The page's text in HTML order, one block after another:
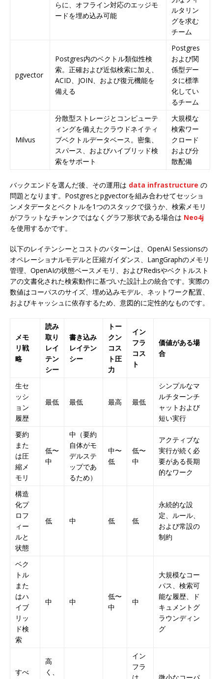
らに、オフライン対応のエッジモ
ードを埋め込み可能
ルタリン
グを求む
チーム
pgvector
Postgres内のベクトル類似性検
索。正確および近似検索に加え、
ACID、JOIN、および復元機能を
備える
Postgres
および関
係型デー
タに標準
化してい
るチーム
Milvus
分散型ストレージとコンピューテ
ィングを備えたクラウドネイティ
ブベクトルデータベース。密集、
スパース、およびハイブリッド検
索をサポート
大規模な
検索ワー
クロード
および分
散配備
バックエンドを選んだ後、その運用は data infrastructure の
問題となります。Postgresとpgvectorを組み合わせてセッショ
ンメタデータとベクトルを1つのスタックで扱うか、検索メモリ
がフラットなチャンクではなくグラフ形状である場合は Neo4j
を使用するかです。
以下のレイテンシーとコストのパターンは、OpenAI Sessionsの
オペレーショナルモデルと圧縮ガイダンス、LangGraphのメモリ
管理、OpenAIの状態ベースメモリ、およびRedisやベクトルスト
アの文書化された検索動作に基づいた設計上の統合です。実際の
数値はコーパスのサイズ、埋め込みモデル、ネットワーク配置、
およびキャッシュに依存するため、意図的に定性的なものです。
メモ
リ戦
略
読み
取り
レイ
テン
シー
書き込み
レイテン
シー
トー
クン
コス
ト圧
力
イン
フラ
コス
ト
価値がある場
合
生セ
ッシ
ョン
履歴
最低 最低 最高 最低
シンプルなマ
ルチターンチ
ャットおよび
短い実行
要約
また
は圧
縮メ
モリ
低〜
中
中（要約
自体がモ
デルステ
ップであ
るため）
中〜
低
低〜
中
アクティブな
実行が続く必
要がある長期
的なワーク
構造
化プ
ロフ
ィー
ルと
状態
低 中 低 低
永続的な設
定、ルール、
および常設の
制約
ベク
トル
また
はハ
イブ
リッ
ド検
索
中 中
低〜
中
中
大規模なコー
パス、検索可
能な履歴、ド
キュメントグ
ラウンディン
グ
すべ
高
く、
イン
フラ